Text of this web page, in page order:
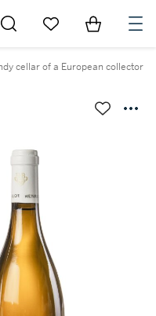
Go to My Favorites
Items in
cellar of a European collector